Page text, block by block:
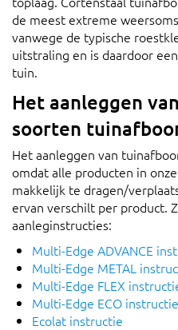
de meest extreme
vanwege de typische
uitstraling en is daardoor
tuin.
Het aanleggen
soorten
Het aanleggen van
omdat alle producten in
makkelijk te dragen/
ervan verschilt per product.
aanleginstructies:
Multi-Edge ADVANCE
Multi-Edge METAL
Multi-Edge FLEX
Multi-Edge ECO instructie
Ecolat instructie